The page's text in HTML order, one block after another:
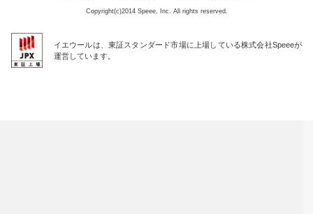
Copyright(c)2014 Speee, Inc. All rights reserved.
イエウールは、東証スタンダード市場に上場している株式会社Speeeが
運営しています。